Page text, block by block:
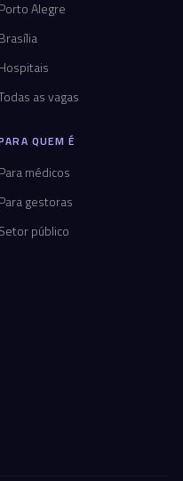
Porto Alegre
Brasília
Hospitais
as vagas
QUEM É
Para médicos
Para gestoras
Setor público